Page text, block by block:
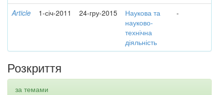
Article 1-січ-2011 24-гру-2015
Наукова та
науково-
технічна
діяльність
-
Розкриття
за темами